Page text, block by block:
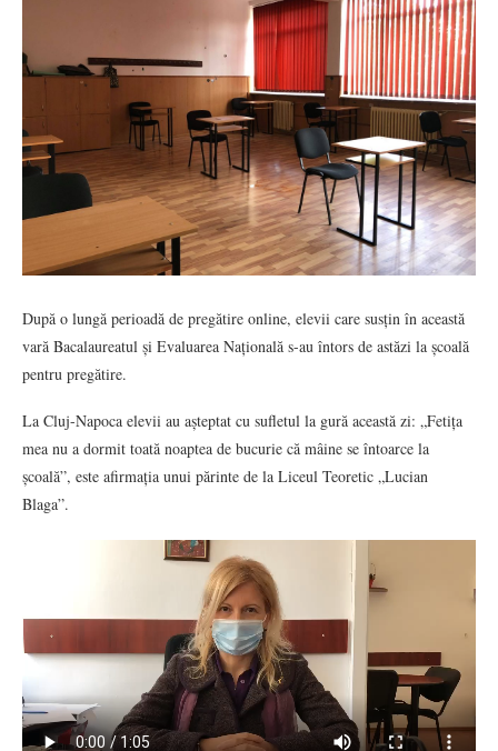
După o lungă perioadă de pregătire online, elevii care susțin în această
vară Bacalaureatul și Evaluarea Națională s-au întors de astăzi la școală
pentru pregătire.
La Cluj-Napoca elevii au așteptat cu sufletul la gură această zi: „Fetița
mea nu a dormit toată noaptea de bucurie că mâine se întoarce la
școală”, este afirmația unui părinte de la Liceul Teoretic „Lucian
Blaga”.